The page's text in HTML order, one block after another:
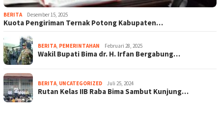
BERITA Desember 15, 2025
Kuota Pengiriman Ternak Potong Kabupaten…
BERITA PEMERINTAHAN Februari 28, 2025
Wakil Bupati Bima dr. H. Irfan Bergabung…
BERITA UNCATEGORIZED Juli 25, 2024
Rutan Kelas IIB Raba Bima Sambut Kunjung…